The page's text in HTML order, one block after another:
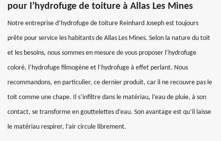
pour l’hydrofuge de toiture à Allas Les Mines
Notre entreprise d’hydrofuge de toiture Reinhard Joseph est toujours
prête pour service les habitants de Allas Les Mines. Selon la nature du toit
et les besoins, nous sommes en mesure de vous proposer l’hydrofuge
coloré, l’hydrofuge filmogène et l’hydrofuge à effet perlant. Nous
recommandons, en particulier, ce dernier produit, car il ne recouvre pas le
toit comme une chape. Il s’infiltre dans le matériau, l’eau de pluie, à son
contact, se transforme en gouttelettes d’eau. Son avantage est qu’il laisse
le matériau respirer, l’air circule librement.